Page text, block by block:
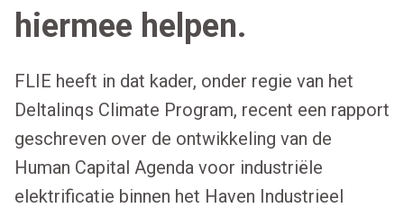
hiermee helpen.
FLIE heeft in dat kader, onder regie van het
Deltalinqs Climate Program, recent een rapport
geschreven over de ontwikkeling van de
Human Capital Agenda voor industriële
elektrificatie binnen het Haven Industrieel